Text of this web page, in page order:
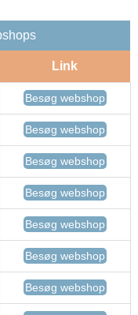
Link
Besøg webshop
Besøg webshop
Besøg webshop
Besøg webshop
Besøg webshop
Besøg webshop
Besøg webshop